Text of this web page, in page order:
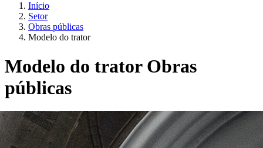
Breadcrumb
Início
Setor
Obras públicas
Modelo do trator
Modelo do trator Obras
públicas